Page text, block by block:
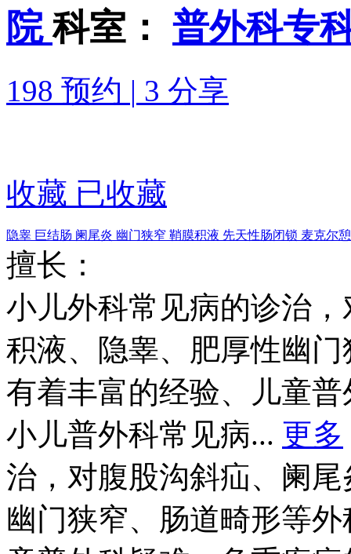
院科室： 普外科专
198 预约 | 3 分享
收藏 已收藏
隐睾 巨结肠 阑尾炎 幽门狭窄 鞘膜积液 先天性肠闭锁 麦克尔
擅长：
小儿外科常见病的诊治
积液、隐睾、肥厚性幽
有着丰富的经验、儿童
小儿普外科常见病... 更多
治，对腹股沟斜疝、阑
幽门狭窄、肠道畸形等